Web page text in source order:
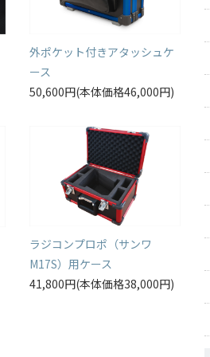
外ポケット付きアタッシュケ
ース
50,600円(本体価格46,000円)
ラジコンプロポ（サンワ
M17S）用ケース
41,800円(本体価格38,000円)